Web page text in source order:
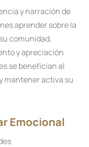
y narración de
aprender sobre la
comunidad,
y apreciación
se benefician al
mantener activa su
Emocional